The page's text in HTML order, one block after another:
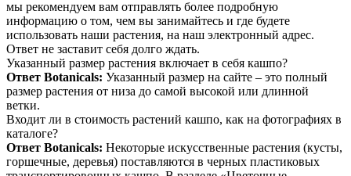
мы рекомендуем вам отправлять более подробную
информацию о том, чем вы занимайтесь и где будете
использовать наши растения, на наш электронный адрес.
Ответ не заставит себя долго ждать.
Указанный размер растения включает в себя кашпо?
Ответ Botanicals: Указанный размер на сайте – это полный
размер растения от низа до самой высокой или длинной
ветки.
Входит ли в стоимость растений кашпо, как на фотографиях в
каталоге?
Ответ Botanicals: Некоторые искусственные растения (кусты,
горшечные, деревья) поставляются в черных пластиковых